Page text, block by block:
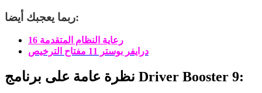
ربما يعجبك أيضا:
رعاية النظام المتقدمة 16
درايفر بوستر 11 مفتاح الترخيص
نظرة عامة على برنامج Driver Booster 9: